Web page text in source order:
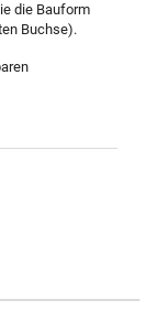
die Bauform
Buchse).